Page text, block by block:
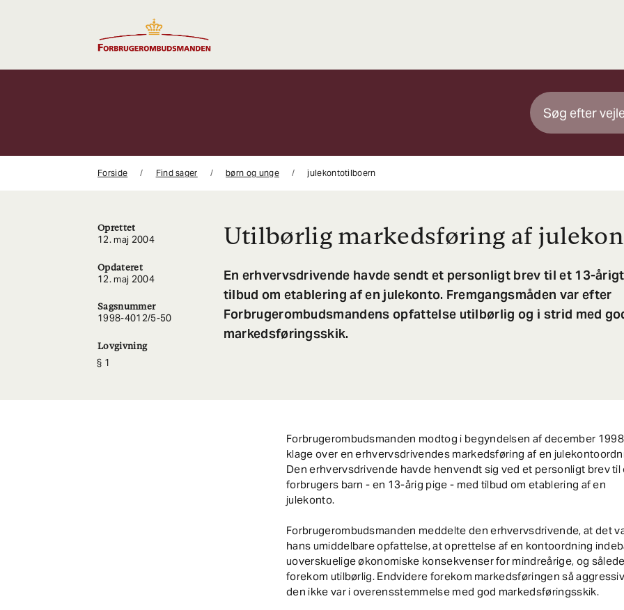
Forside Find sager børn og unge julekontotilboern
Oprettet
12. maj 2004
Opdateret
12. maj 2004
Sagsnummer
1998-4012/5-50
Lovgivning
1
Utilbørlig markedsføring af
En erhvervsdrivende havde sendt et personligt brev til et 13-
tilbud om etablering af en julekonto. Fremgangsmåden var efter
Forbrugerombudsmandens opfattelse utilbørlig og i strid med
markedsføringsskik.
Forbrugerombudsmanden modtog i begyndelsen af december
klage over en erhvervsdrivendes markedsføring af en
Den erhvervsdrivende havde henvendt sig ved et personligt brev til
forbrugers barn - en 13-årig pige - med tilbud om etablering af en
julekonto.
Forbrugerombudsmanden meddelte den erhvervsdrivende, at det
hans umiddelbare opfattelse, at oprettelse af en kontoordning
uoverskuelige økonomiske konsekvenser for mindreårige, og
forekom utilbørlig. Endvidere forekom markedsføringen så
den ikke var i overensstemmelse med god markedsføringsskik.